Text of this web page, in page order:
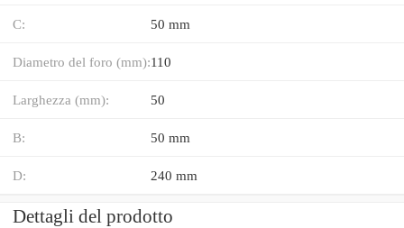
C: 50 mm
Diametro del foro (mm):110
Larghezza (mm): 50
B: 50 mm
D: 240 mm
Dettagli del prodotto